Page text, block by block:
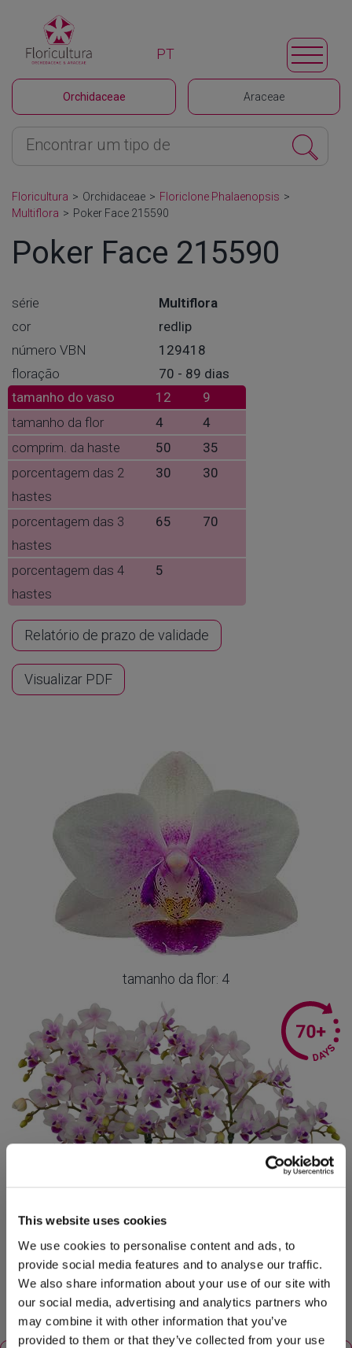
This website uses cookies
We use cookies to personalise content and ads, to
provide social media features and to analyse our traffic.
We also share information about your use of our site with
our social media, advertising and analytics partners who
may combine it with other information that you’ve
provided to them or that they’ve collected from your use
Orchidaceae Araceae
PT
Floricultura > Orchidaceae > Floriclone Phalaenopsis >
Multiflora > Poker Face 215590
Poker Face 215590
série
Multiflora
cor
redlip
número VBN
129418
floração
70 - 89 dias
tamanho do vaso
12
9
tamanho da flor
4
4
comprim. da haste
50
35
porcentagem das 2
hastes
30 30
porcentagem das 3
hastes
65 70
porcentagem das 4
hastes
5
Relatório de prazo de validade
Visualizar PDF
tamanho da flor: 4